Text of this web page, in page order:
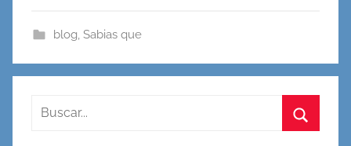
blog, Sabias que
Buscar: